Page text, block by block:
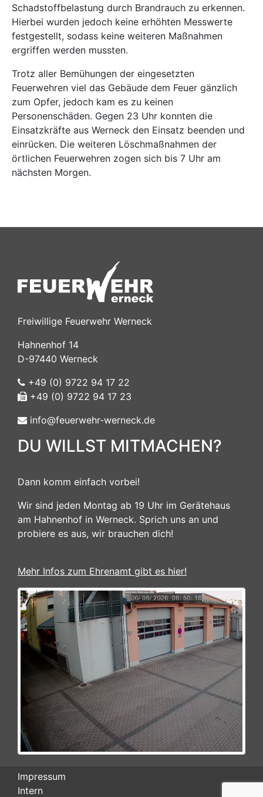
Schadstoffbelastung durch Brandrauch zu erkennen.
Hierbei wurden jedoch keine erhöhten Messwerte
festgestellt, sodass keine weiteren Maßnahmen
ergriffen werden mussten.
Trotz aller Bemühungen der eingesetzten
Feuerwehren viel das Gebäude dem Feuer gänzlich
zum Opfer, jedoch kam es zu keinen
Personenschäden. Gegen 23 Uhr konnten die
Einsatzkräfte aus Werneck den Einsatz beenden und
einrücken. Die weiteren Löschmaßnahmen der
örtlichen Feuerwehren zogen sich bis 7 Uhr am
nächsten Morgen.
Freiwillige Feuerwehr Werneck
Hahnenhof 14
D-97440 Werneck
+49 (0) 9722 94 17 22
+49 (0) 9722 94 17 23
info@feuerwehr-werneck.de
DU WILLST MITMACHEN?
Dann komm einfach vorbei!
Wir sind jeden Montag ab 19 Uhr im Gerätehaus
am Hahnenhof in Werneck. Sprich uns an und
probiere es aus, wir brauchen dich!
Mehr Infos zum Ehrenamt gibt es hier!
Impressum
Intern